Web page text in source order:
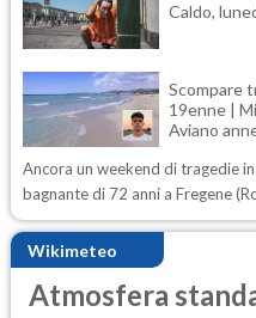
Caldo,
Scompare
19enne |
Aviano
Ancora un weekend di tragedie
bagnante di 72 anni a Fregene
Wikimeteo
Atmosfera